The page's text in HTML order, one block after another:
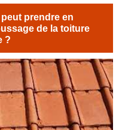
prendre en
de la toiture
?